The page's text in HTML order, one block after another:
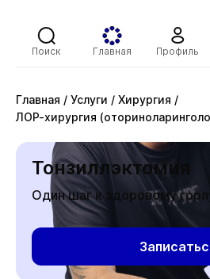
Поиск Главная Профиль
Главная / Услуги / Хирургия /
ЛОР-хирургия
Тонзиллэктомия
Один шаг к здоровому горлу